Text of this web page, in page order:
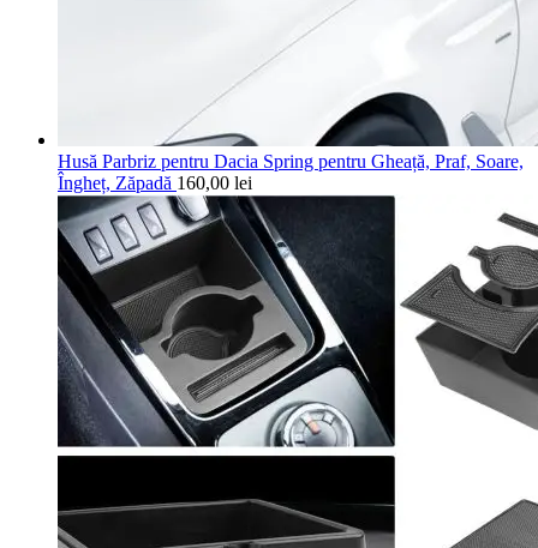
Husă Parbriz pentru Dacia Spring pentru Gheață, Praf, Soare,
Îngheț, Zăpadă 160,00 lei